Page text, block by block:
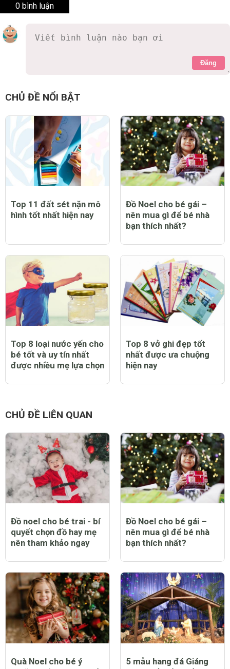
0 bình luận
Đăng
CHỦ ĐỀ NỔI BẬT
Top 11 đất sét nặn mô
hình tốt nhất hiện nay
Đồ Noel cho bé gái –
nên mua gì để bé nhà
bạn thích nhất?
Top 8 loại nước yến cho
bé tốt và uy tín nhất
được nhiều mẹ lựa chọn
Top 8 vở ghi đẹp tốt
nhất được ưa chuộng
hiện nay
CHỦ ĐỀ LIÊN QUAN
Đồ noel cho bé trai - bí
quyết chọn đồ hay mẹ
nên tham khảo ngay
Đồ Noel cho bé gái –
nên mua gì để bé nhà
bạn thích nhất?
Quà Noel cho bé ý
5 mẫu hang đá Giáng